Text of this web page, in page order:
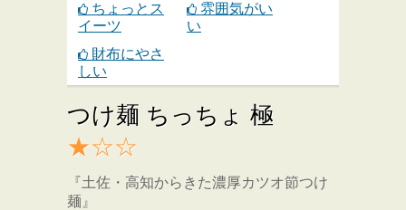
ちょっとス
イーツ
雰囲気がい
い
財布にやさ
しい
つけ麺 ちっちょ 極
★☆☆
『土佐・高知からきた濃厚カツオ節つけ
麺』